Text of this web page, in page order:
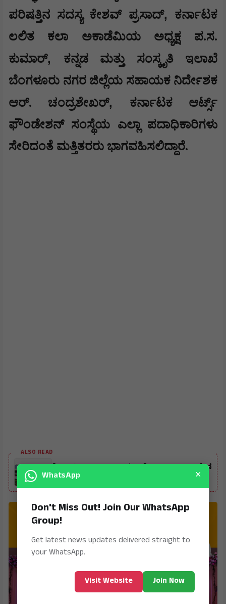
ಪರಿಷತ್ತಿನ ಸದಸ್ಯ ಕೇಶವ್ ಪ್ರಸಾದ್, ಕರ್ನಾಟಕ
ಲಲಿತ ಕಲಾ ಅಕಾಡೆಮಿಯ ಅಧ್ಯಕ್ಷ ಪ.ಸ.
ಕುಮಾರ್, ಕನ್ನಡ ಮತ್ತು ಸಂಸ್ಕೃತಿ ಇಲಾಖೆ
ಬೆಂಗಳೂರು ನಗರ ಜಿಲ್ಲೆಯ ಸಹಾಯಕ ನಿರ್ದೇಶಕ
ಆ‌ರ್. ಚಂದ್ರಶೇಖರ್, ಕರ್ನಾಟಕ ಆರ್ಟ್ಸ್
ಫೌಂಡೇಶನ್ ಸಂಸ್ಥೆಯ ಎಲ್ಲಾ ಪದಾಧಿಕಾರಿಗಳು
ಸೇರಿದಂತೆ ಮತ್ತಿತರರು ಭಾಗವಹಿಸಲಿದ್ದಾರೆ.
ALSO READ
ಶ್ರೀ ಮಲ್ಲಿಕಾರ್ಜುನ ಸ್ವಾಮಿಗಳವರ ಶಿಕ್ಷಣ ಮತ್ತು ಸಮಾಜಸೇವೆ
ಆದರ್ಶನೀಯ
WhatsApp ×
Don't Miss Out! Join Our WhatsApp
Group!
Get latest news updates delivered straight to
your WhatsApp.
Visit Website Join Now